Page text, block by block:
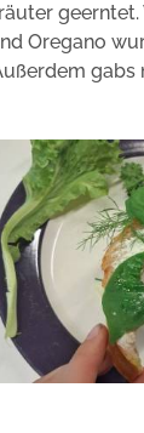
Oregano
gabs